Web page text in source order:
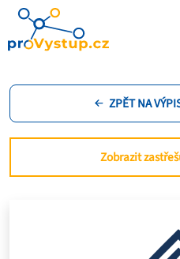
ZPĚT NA
Zobrazit